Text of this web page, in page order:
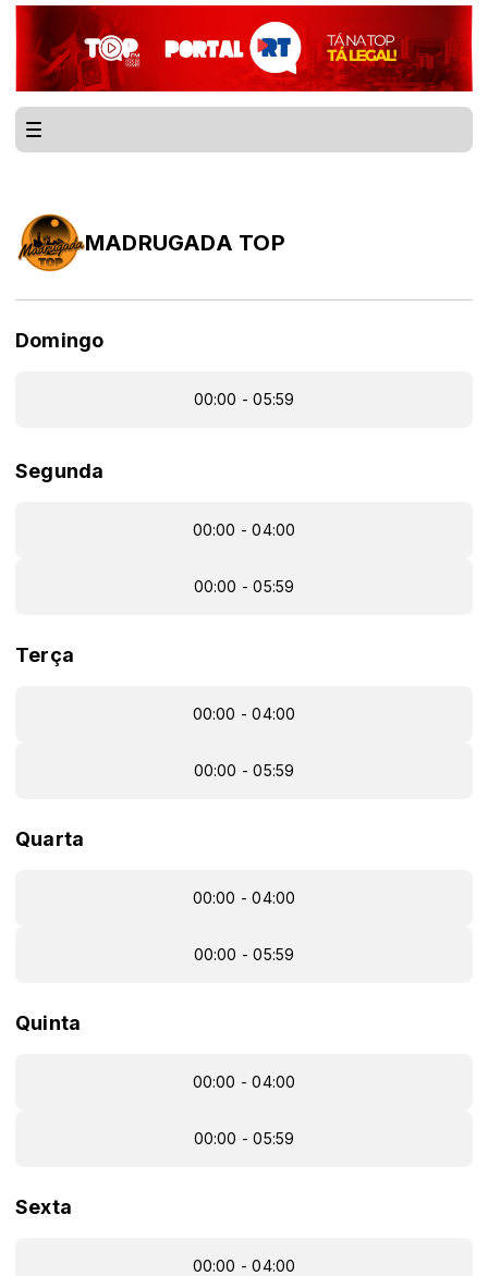
MADRUGADA TOP
Domingo
00:00 - 05:59
Segunda
00:00 - 04:00
00:00 - 05:59
Terça
00:00 - 04:00
00:00 - 05:59
Quarta
00:00 - 04:00
00:00 - 05:59
Quinta
00:00 - 04:00
00:00 - 05:59
Sexta
00:00 - 04:00